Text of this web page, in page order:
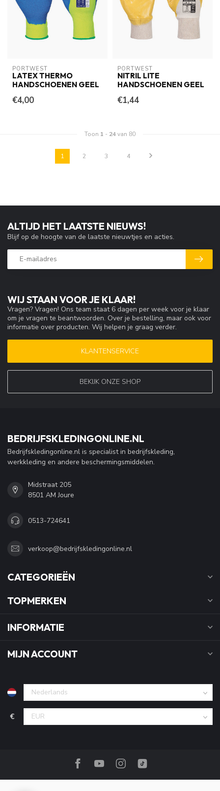
PORTWEST
LATEX THERMO
HANDSCHOENEN GEEL
€4,00
PORTWEST
NITRIL LITE
HANDSCHOENEN GEEL
€1,44
Toon 1 - 24van 80
1 2 3 4
WIJ STAAN VOOR JE KLAAR!
Vragen? Vragen! Ons team staat 6 dagen per week voor je klaar
om je vragen te beantwoorden. Over je bestelling, maar ook voor
informatie over producten. Wij helpen je graag verder.
KLANTENSERVICE
BEKIJK ONZE SHOP
ALTIJD HET LAATSTE NIEUWS!
Blijf op de hoogte van de laatste nieuwtjes en acties.
BEDRIJFSKLEDINGONLINE.NL
Bedrijfskledingonline.nl is specialist in bedrijfskleding,
werkkleding en andere beschermingsmiddelen.
Midstraat 205
8501 AM Joure
0513-724641
verkoop@bedrijfskledingonline.nl
CATEGORIEËN
TOPMERKEN
INFORMATIE
MIJN ACCOUNT
€